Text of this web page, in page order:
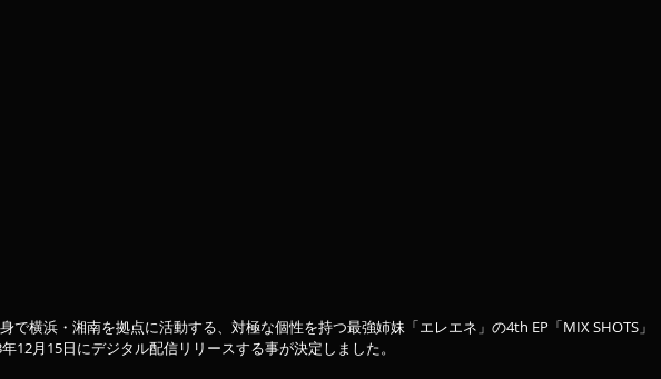
で横浜・湘南を拠点に活動する、対極な個性を持つ最強姉妹「エレエネ」の4th EP「MIX SHOTS」
12月15日にデジタル配信リリースする事が決定しました。